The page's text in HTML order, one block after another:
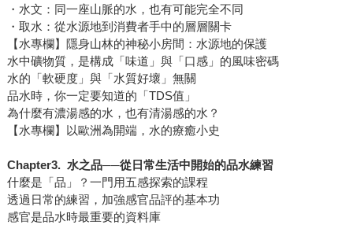
・水文：同一座山脈的水，也有可能完全不同
・取水：從水源地到消費者手中的層層關卡
【水專欄】隱身山林的神秘小房間：水源地的保護
水中礦物質，是構成「味道」與「口感」的風味密碼
水的「軟硬度」與「水質好壞」無關
品水時，你一定要知道的「TDS值」
為什麼有濃湯感的水，也有清湯感的水？
【水專欄】以歐洲為開端，水的療癒小史
Chapter3. 水之品──從日常生活中開始的品水練習
什麼是「品」？一門用五感探索的課程
透過日常的練習，加強感官品評的基本功
感官是品水時最重要的資料庫